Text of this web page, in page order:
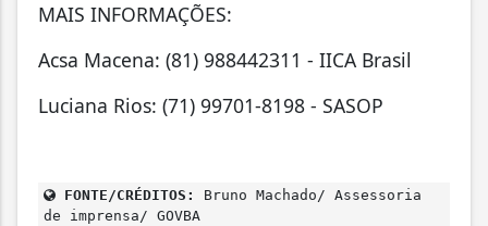
MAIS INFORMAÇÕES:
Acsa Macena: (81) 988442311 - IICA Brasil
Luciana Rios: (71) 99701-8198 - SASOP
FONTE/CRÉDITOS:
Bruno Machado/ Assessoria
de imprensa/ GOVBA